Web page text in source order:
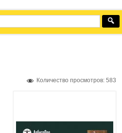
Количество просмотров: 583